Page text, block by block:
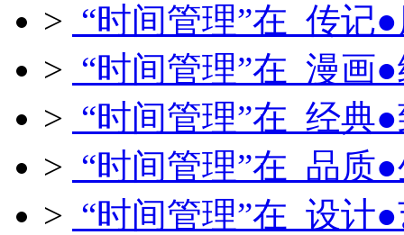
> “时间管理”在 传记
> “时间管理”在 漫画
> “时间管理”在 经典
> “时间管理”在 品质
> “时间管理”在 设计